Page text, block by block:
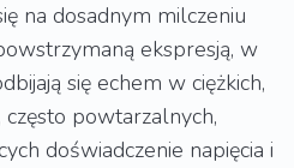
na dosadnym milczeniu
ekspresją, w
się echem w ciężkich,
powtarzalnych,
doświadczenie napięcia i